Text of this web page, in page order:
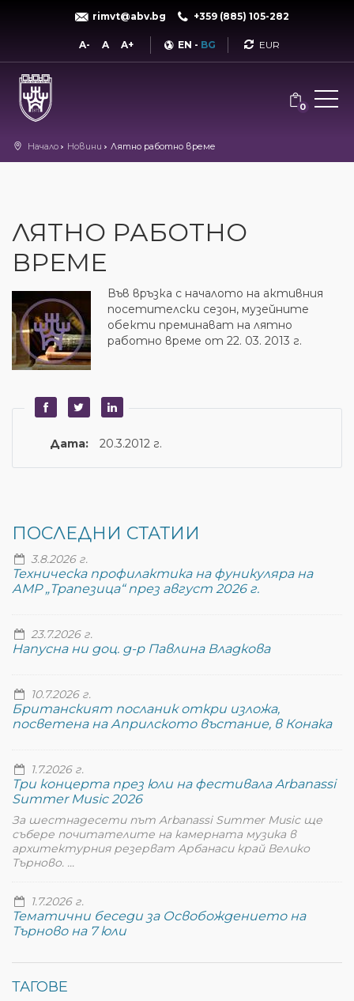
rimvt@abv.bg +359 (885) 105-282
A- A A+ EN - BG Currency
0
Начало Новини Лятно работно време
ЛЯТНО РАБОТНО
ВРЕМЕ
Във връзка с началото на активния
посетителски сезон, музейните
обекти преминават на лятно
работно време от 22. 03. 2013 г.
Дата: 20.3.2012 г.
ПОСЛЕДНИ СТАТИИ
3.8.2026 г.
Техническа профилактика на фуникуляра на
АМР „Трапезица“ през август 2026 г.
23.7.2026 г.
Напусна ни доц. д-р Павлина Владкова
10.7.2026 г.
Британският посланик откри изложа,
посветена на Априлското въстание, в Конака
1.7.2026 г.
Три концерта през юли на фестивала Arbanassi
Summer Music 2026
За шестнадесети път Arbanassi Summer Music ще
събере почитателите на камерната музика в
архитектурния резерват Арбанаси край Велико
Търново. ...
1.7.2026 г.
Тематични беседи за Освобождението на
Търново на 7 юли
ТАГОВЕ